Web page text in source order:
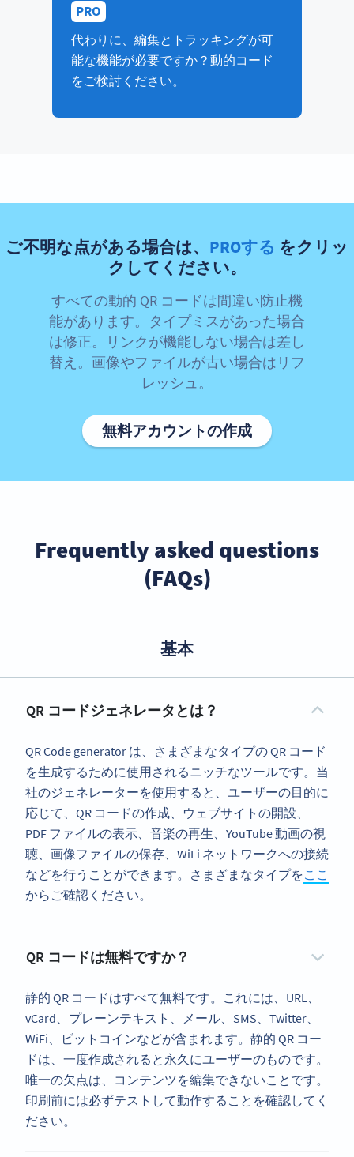
PRO
代わりに、編集とトラッキングが可
能な機能が必要ですか？動的コード
をご検討ください。
ご不明な点がある場合は、 PROする をクリッ
クしてください。
すべての動的 QR コードは間違い防止機
能があります。タイプミスがあった場合
は修正。リンクが機能しない場合は差し
替え。画像やファイルが古い場合はリフ
レッシュ。
無料アカウントの作成
Frequently asked questions
(FAQs)
基本
QR コードジェネレータとは？
QR Code generator は、さまざまなタイプの QR コード
を生成するために使用されるニッチなツールです。当
社のジェネレーターを使用すると、ユーザーの目的に
応じて、QR コードの作成、ウェブサイトの開設、
PDF ファイルの表示、音楽の再生、YouTube 動画の視
聴、画像ファイルの保存、WiFi ネットワークへの接続
などを行うことができます。さまざまなタイプをここ
からご確認ください。
QR コードは無料ですか？
静的 QR コードはすべて無料です。これには、URL、
vCard、プレーンテキスト、メール、SMS、Twitter、
WiFi、ビットコインなどが含まれます。静的 QR コー
ドは、一度作成されると永久にユーザーのものです。
唯一の欠点は、コンテンツを編集できないことです。
印刷前には必ずテストして動作することを確認してく
ださい。